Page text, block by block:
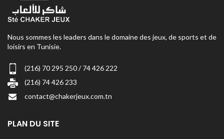
Nous sommes les leaders dans le domaine des jeux, de sports et de
loisirs en Tunisie.
(216) 70 295 250 / 74 426 222
(216) 74 426 233
contact@chakerjeux.com.tn
PLAN DU SITE